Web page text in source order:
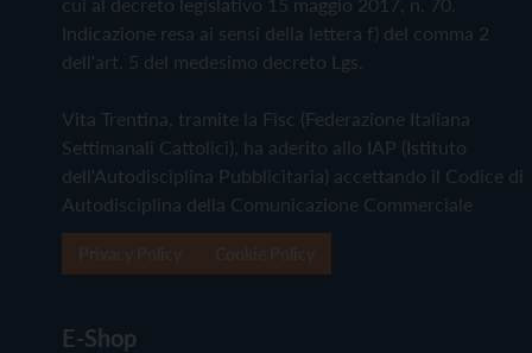
Indicazione resa ai sensi della lettera f) del comma 2
dell'art. 5 del medesimo decreto Lgs.
Vita Trentina, tramite la Fisc (Federazione Italiana
Settimanali Cattolici), ha aderito allo IAP (Istituto
dell'Autodisciplina Pubblicitaria) accettando il Codice di
Autodisciplina della Comunicazione Commerciale
E-Shop